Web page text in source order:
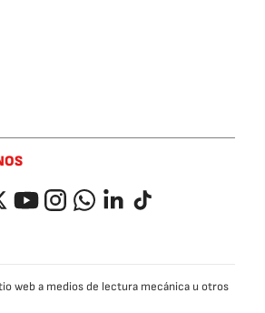
YouTubeInstagramWhatsappLinkedIn
TikTok
web a medios de lectura mecánica u otros